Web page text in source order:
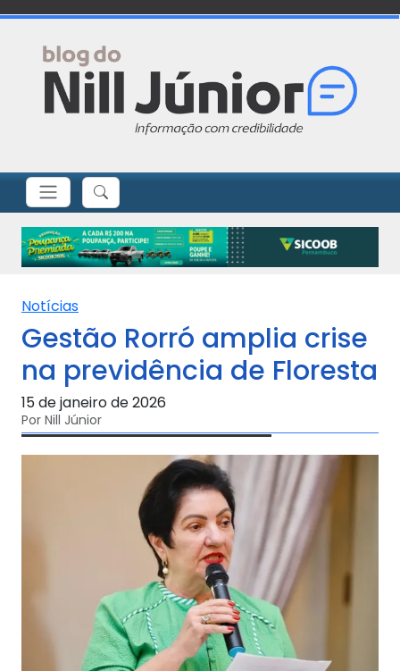
Notícias
Gestão Rorró amplia crise
na previdência de Floresta
15 de janeiro de 2026
Por Nill Júnior